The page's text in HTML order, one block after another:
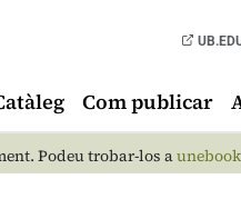
Com publicar
Podeu trobar-los a